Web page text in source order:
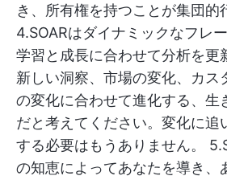
き、所有権を持つことが集団的
4.SOARはダイナミックなフレ
学習と成長に合わせて分析を更
新しい洞察、市場の変化、カス
の変化に合わせて進化する、生
だと考えてください。変化に追
する必要はもうありません。
の知恵によってあなたを導き、